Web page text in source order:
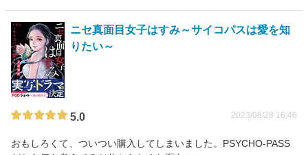
ニセ真面目女子はすみ～サイコパスは愛を知
りたい～
5.0 2023/08/28 16:46
おもしろくて、ついつい購入してしまいました。PSYCHO-PASS